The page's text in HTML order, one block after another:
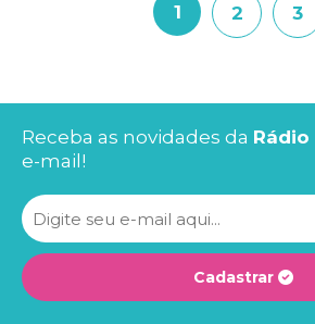
1 2 3
Receba as novidades da Rádio
e-mail!
Cadastrar